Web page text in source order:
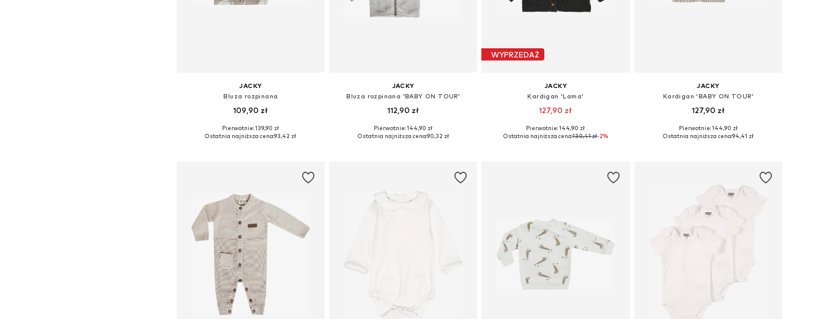
JACKY
Bluza rozpinana
109,90 zł
Dostępne rozmiary: 50, 56, 62, 68, 74
Pierwotnie: 139,90 zł
Ostatnia najniższa cena:93,42 zł
JACKY
Bluza rozpinana 'BABY ON TOUR'
112,90 zł
Dostępne rozmiary: 56, 62, 68, 74
Pierwotnie: 144,90 zł
Ostatnia najniższa cena:90,32 zł
WYPRZEDAŻ
JACKY
Kardigan 'Lama'
127,90 zł
Dostępne rozmiary: 50, 56, 62, 68, 74
Pierwotnie: 144,90 zł
Ostatnia najniższa cena:130,41 zł-2%
JACKY
Kardigan 'BABY ON TOUR'
127,90 zł
Dostępne rozmiary: 56, 62, 68, 74
Pierwotnie: 144,90 zł
Ostatnia najniższa cena:94,41 zł